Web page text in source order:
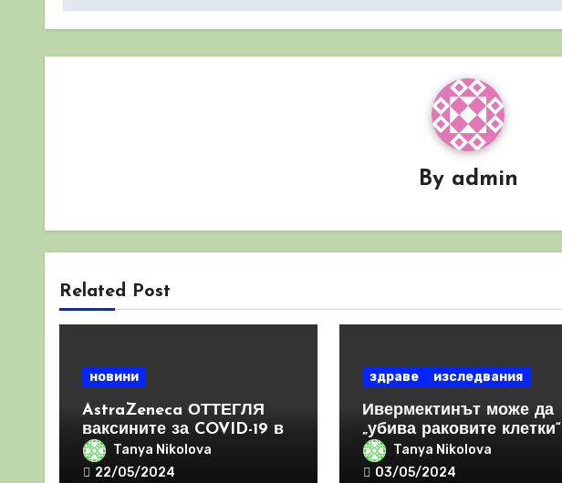
By admin
Related Post
новини
AstraZeneca ОТТЕГЛЯ
ваксините за COVID-19 в
световен мащаб, след
като призна, че те
Tanya Nikolova
22/05/2024
здраве изследвания
Ивермектинът може да
„убива раковите клетки“
и да засилва имунния
отговор
Tanya Nikolova
03/05/2024